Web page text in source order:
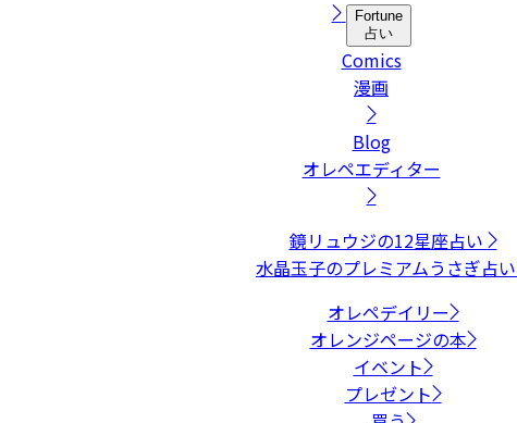
Fortune
占い
Comics
漫画
Blog
オレペエディター
鏡リュウジの12星座占い
水晶玉子のプレミアムうさぎ占い
オレペデイリー
オレンジページの本
イベント
プレゼント